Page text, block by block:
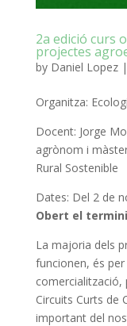
2a edició curs
projectes
by Daniel Lopez|
Organitza:
Docent: Jorge
agrònom i
Rural Sostenible
Dates: Del 2 de
Obert el
La majoria dels
funcionen, és
comercialització,
Circuits Curts de
important del